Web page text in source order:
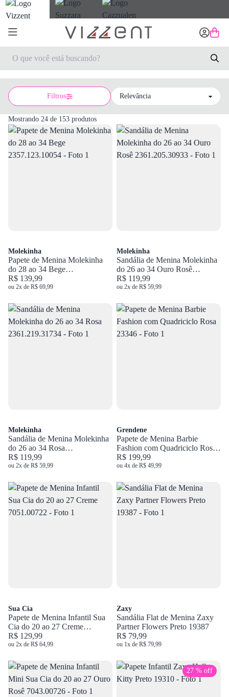
Filtros
Sort by
Mostrando 24 de 153 produtos
Molekinha
Papete de Menina Molekinha
do 28 ao 34 Bege
2357.123.10054
R$ 139,99
ou 2x de R$ 69,99
Molekinha
Sandália de Menina Molekinha
do 26 ao 34 Ouro Rosê
2361.205.30933
R$ 119,99
ou 2x de R$ 59,99
Molekinha
Sandália de Menina Molekinha
do 26 ao 34 Rosa
2361.219.31734
R$ 119,99
ou 2x de R$ 59,99
Grendene
Papete de Menina Barbie
Fashion com Quadriciclo Rosa
23346
R$ 199,99
ou 4x de R$ 49,99
Sua Cia
Papete de Menina Infantil Sua
Cia do 20 ao 27 Creme
7051.00722
R$ 129,99
ou 2x de R$ 64,99
Zaxy
Sandália Flat de Menina Zaxy
Partner Flowers Preto 19387
R$ 79,99
ou 1x de R$ 79,99
27 % off